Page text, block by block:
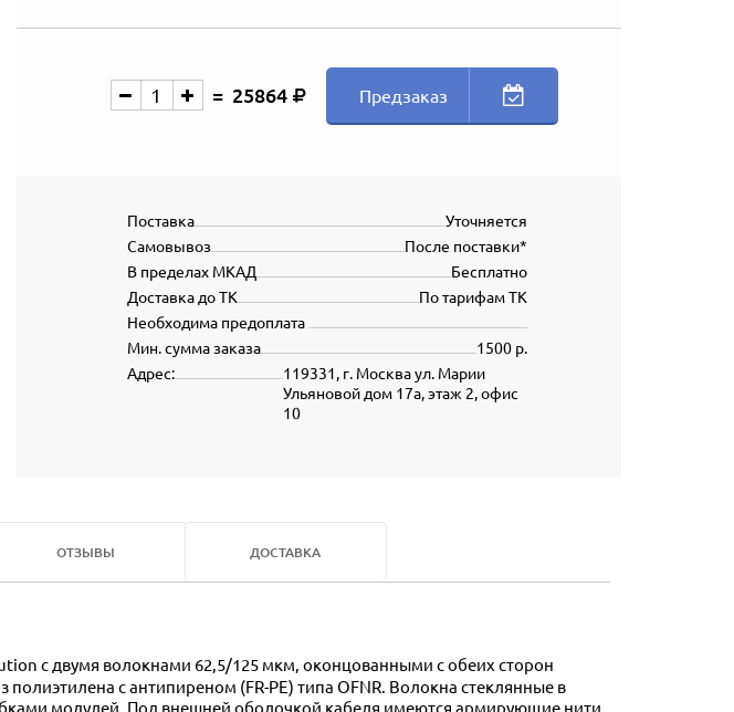
25864 Предзаказ
Уточняется
Поставка
После поставки*
Самовывоз
Бесплатно
В пределах МКАД
По тарифам ТК
Доставка до ТК
Необходима предоплата
1500 р.
Мин. сумма заказа
119331, г. Москва ул. Марии
Ульяновой дом 17а, этаж 2, офис
10
Адрес:
ОТЗЫВЫ ДОСТАВКА
с антипиреном (FR-PE) типа OFNR. Волокна стеклянные в
модулей. Под внешней оболочкой кабеля имеются армирующие нити,